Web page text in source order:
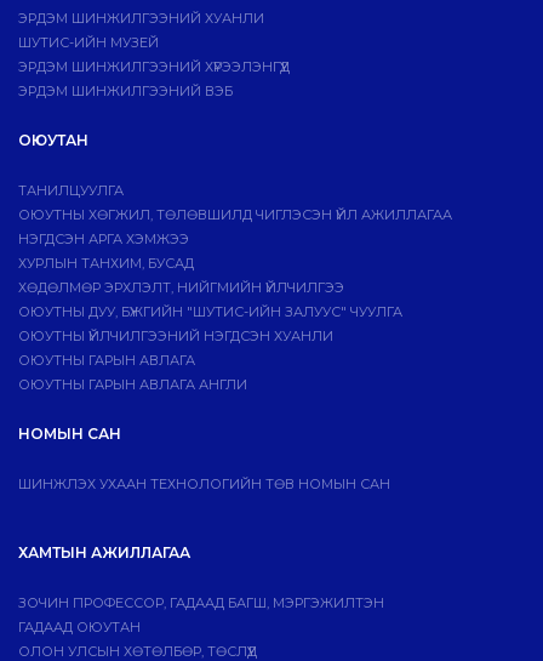
ЭРДЭМ ШИНЖИЛГЭЭНИЙ ХУАНЛИ
ШУТИС-ИЙН МУЗЕЙ
ЭРДЭМ ШИНЖИЛГЭЭНИЙ ХҮРЭЭЛЭНГҮҮД
ЭРДЭМ ШИНЖИЛГЭЭНИЙ ВЭБ
ОЮУТАН
ТАНИЛЦУУЛГА
ОЮУТНЫ ХӨГЖИЛ, ТӨЛӨВШИЛД ЧИГЛЭСЭН ҮЙЛ АЖИЛЛАГАА
НЭГДСЭН АРГА ХЭМЖЭЭ
ХУРЛЫН ТАНХИМ, БУСАД
ХӨДӨЛМӨР ЭРХЛЭЛТ, НИЙГМИЙН ҮЙЛЧИЛГЭЭ
ОЮУТНЫ ДУУ, БҮЖГИЙН "ШУТИС-ИЙН ЗАЛУУС" ЧУУЛГА
ОЮУТНЫ ҮЙЛЧИЛГЭЭНИЙ НЭГДСЭН ХУАНЛИ
ОЮУТНЫ ГАРЫН АВЛАГА
ОЮУТНЫ ГАРЫН АВЛАГА АНГЛИ
НОМЫН САН
ШИНЖЛЭХ УХААН ТЕХНОЛОГИЙН ТӨВ НОМЫН САН
ХАМТЫН АЖИЛЛАГАА
ЗОЧИН ПРОФЕССОР, ГАДААД БАГШ, МЭРГЭЖИЛТЭН
ГАДААД ОЮУТАН
ОЛОН УЛСЫН ХӨТӨЛБӨР, ТӨСЛҮҮД